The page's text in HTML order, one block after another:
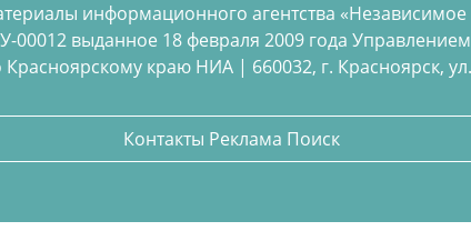
информационного агентства
00012 выданное 18 февраля 2009 года
краю НИА | 660032, г. Красноярск,
Контакты Реклама Поиск